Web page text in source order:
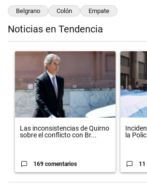
Belgrano Colón Empate
Noticias en Tendencia
Un artículo de tendencia con el título "Las
Las inconsistencias de Quirno
sobre el conflicto con Br...
169 comentarios
Un
la
11